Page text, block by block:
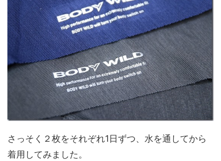
さっそく２枚をそれぞれ1日ずつ、水を通してから
着用してみました。